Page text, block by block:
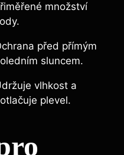
množství
před přímým
sluncem.
vlhkost a
plevel.